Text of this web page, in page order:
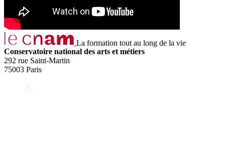
La formation tout au long de la vie
Conservatoire national des arts et métiers
292 rue Saint-Martin
75003 Paris